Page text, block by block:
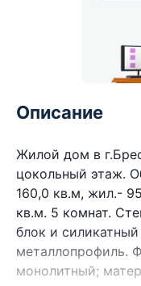
Описание
Жилой дом в
цокольный этаж.
160,0 кв.м, жил.-
кв.м. 5 комнат.
блок и
металлопрофиль.
монолитный;